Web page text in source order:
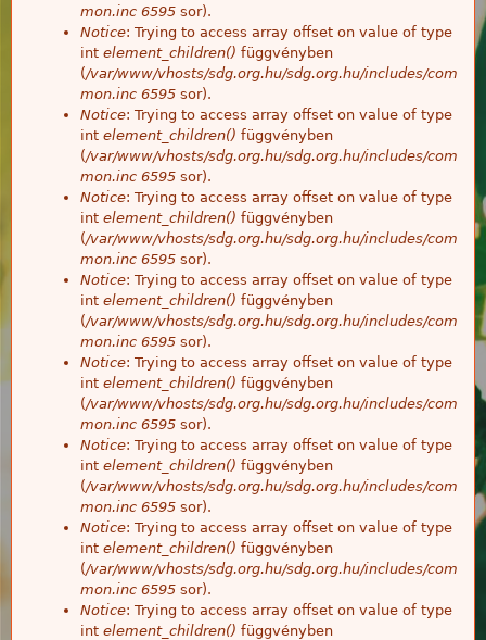
mon.inc 6595 sor).
Notice: Trying to access array offset on value of type
int element_children() függvényben
(/var/www/vhosts/sdg.org.hu/sdg.org.hu/includes/com
mon.inc 6595 sor).
Notice: Trying to access array offset on value of type
int element_children() függvényben
(/var/www/vhosts/sdg.org.hu/sdg.org.hu/includes/com
mon.inc 6595 sor).
Notice: Trying to access array offset on value of type
int element_children() függvényben
(/var/www/vhosts/sdg.org.hu/sdg.org.hu/includes/com
mon.inc 6595 sor).
Notice: Trying to access array offset on value of type
int element_children() függvényben
(/var/www/vhosts/sdg.org.hu/sdg.org.hu/includes/com
mon.inc 6595 sor).
Notice: Trying to access array offset on value of type
int element_children() függvényben
(/var/www/vhosts/sdg.org.hu/sdg.org.hu/includes/com
mon.inc 6595 sor).
Notice: Trying to access array offset on value of type
int element_children() függvényben
(/var/www/vhosts/sdg.org.hu/sdg.org.hu/includes/com
mon.inc 6595 sor).
Notice: Trying to access array offset on value of type
int element_children() függvényben
(/var/www/vhosts/sdg.org.hu/sdg.org.hu/includes/com
mon.inc 6595 sor).
Notice: Trying to access array offset on value of type
int element_children() függvényben